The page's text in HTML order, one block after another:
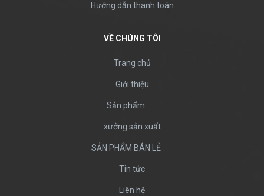
Hướng dẫn thanh toán
VỀ CHÚNG TÔI
Trang chủ
Giới thiệu
Sản phẩm
xưởng sản xuất
SẢN PHẨM BÁN LẺ
Tin tức
Liên hệ